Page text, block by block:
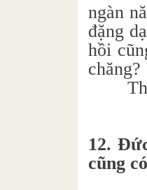
ngàn
đặng
hồi
chăng?
12.
cũng